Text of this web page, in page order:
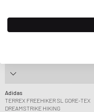
Adidas
TERREX FREEHIKER SL GORE-TEX
DREAMSTRIKE HIKING